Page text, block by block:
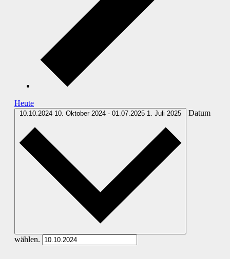
Heute
10.10.2024 10. Oktober 2024 - 01.07.2025 1. Juli 2025 Datum
wählen.